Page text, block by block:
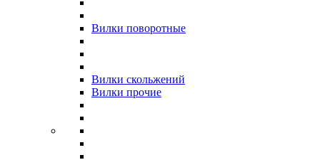
Вилки поворотные
Вилки скольжений
Вилки прочие